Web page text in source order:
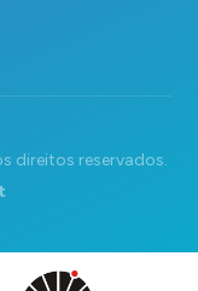
direitos reservados.